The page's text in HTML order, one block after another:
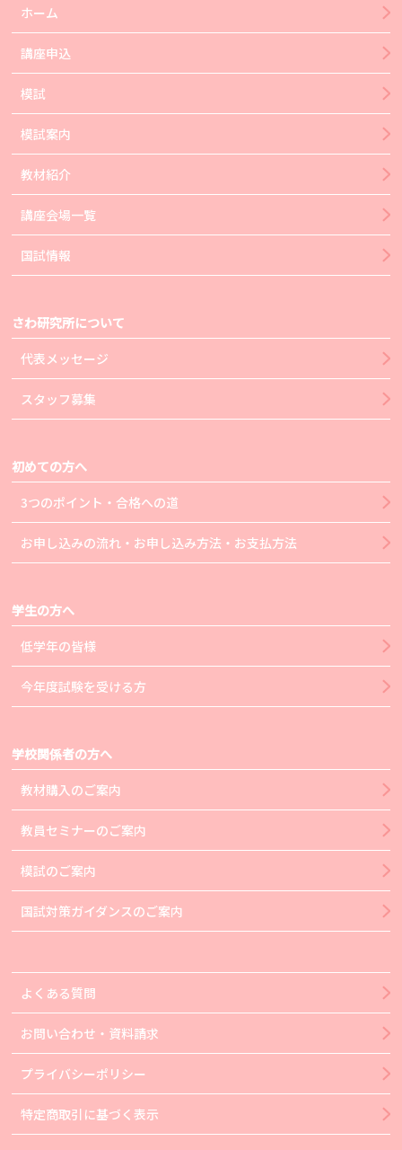
ホーム
講座申込
模試
模試案内
教材紹介
講座会場一覧
国試情報
さわ研究所について
代表メッセージ
スタッフ募集
初めての方へ
3つのポイント・合格への道
お申し込みの流れ・お申し込み方法・お支払方法
学生の方へ
低学年の皆様
今年度試験を受ける方
学校関係者の方へ
教材購入のご案内
教員セミナーのご案内
模試のご案内
国試対策ガイダンスのご案内
よくある質問
お問い合わせ・資料請求
プライバシーポリシー
特定商取引に基づく表示